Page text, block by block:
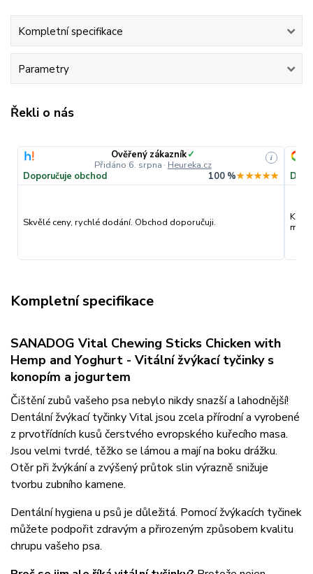
Kompletní specifikace
Parametry
Řekli o nás
Ověřený zákazník✓
Přidáno 6. srpna · Heureka.cz
i
Doporučuje obchod 100 %★★★★★
Skvělé ceny, rychlé dodání. Obchod doporučuji.
Kompletní specifikace
SANADOG Vital Chewing Sticks Chicken with
Hemp and Yoghurt - Vitální žvýkací tyčinky s
konopím a jogurtem
Čištění zubů vašeho psa nebylo nikdy snazší a lahodnější!
Dentální žvýkací tyčinky Vital jsou zcela přírodní a vyrobené
z prvotřídních kusů čerstvého evropského kuřecího masa.
Jsou velmi tvrdé, těžko se lámou a mají na boku drážku.
Otěr při žvýkání a zvýšený průtok slin výrazně snižuje
tvorbu zubního kamene.
Dentální hygiena u psů je důležitá. Pomocí žvýkacích tyčinek
můžete podpořit zdravým a přirozeným způsobem kvalitu
chrupu vašeho psa.